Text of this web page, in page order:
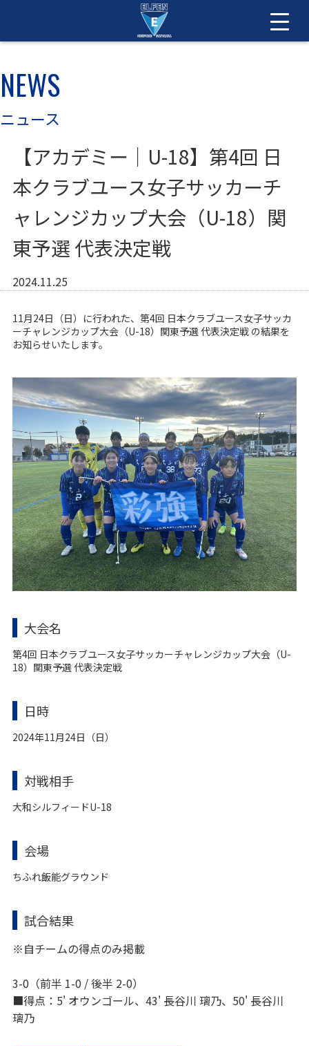
NEWS
ニュース
【アカデミー｜U-18】第4回 日
本クラブユース女子サッカーチ
ャレンジカップ大会（U-18）関
東予選 代表決定戦
2024.11.25
11月24日（日）に行われた、第4回 日本クラブユース女子サッカ
ーチャレンジカップ大会（U-18）関東予選 代表決定戦 の結果を
お知らせいたします。
大会名
第4回 日本クラブユース女子サッカーチャレンジカップ大会（U-
18）関東予選 代表決定戦
日時
2024年11月24日（日）
対戦相手
大和シルフィードU-18
会場
ちふれ飯能グラウンド
試合結果
※自チームの得点のみ掲載
3-0（前半 1-0 / 後半 2-0）
■得点：5' オウンゴール、43' 長谷川 璃乃、50' 長谷川
璃乃